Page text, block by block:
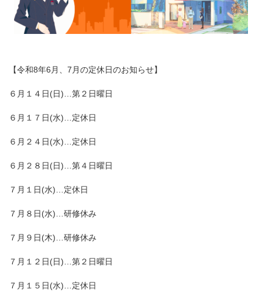
【令和8年6月、7月の定休日のお知らせ】
６月１４日(日)…第２日曜日
６月１７日(水)…定休日
６月２４日(水)…定休日
６月２８日(日)…第４日曜日
７月１日(水)…定休日
７月８日(水)…研修休み
７月９日(木)…研修休み
７月１２日(日)…第２日曜日
７月１５日(水)…定休日